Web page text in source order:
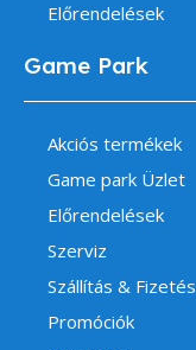
Előrendelések
Game Park
Akciós termékek
Game park Üzlet
Előrendelések
Szerviz
Szállítás & Fizetés
Promóciók